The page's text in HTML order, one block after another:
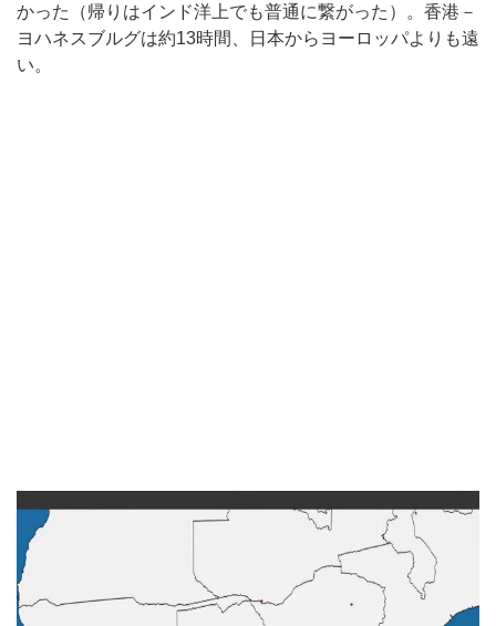
かった（帰りはインド洋上でも普通に繋がった）。香港－
ヨハネスブルグは約13時間、日本からヨーロッパよりも遠
い。